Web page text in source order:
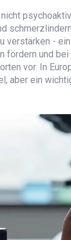
verstärken -
fördern und
vor. In
aber ein